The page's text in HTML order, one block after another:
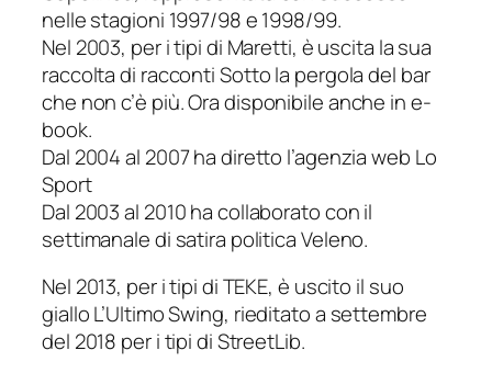
nelle stagioni 1997/98 e 1998/99.
Nel 2003, per i tipi di Maretti, è uscita la sua
raccolta di raccontiSotto la pergola del bar
che non c’è più. Ora disponibile anche in e-
book.
Dal 2004 al 2007 ha diretto l’agenzia web Lo
Sport
Dal 2003 al 2010 ha collaborato con il
settimanale di satira politicaVeleno.
Nel 2013, per i tipi di TEKE, è uscito il suo
gialloL’Ultimo Swing, rieditato a settembre
del 2018 per i tipi di StreetLib.